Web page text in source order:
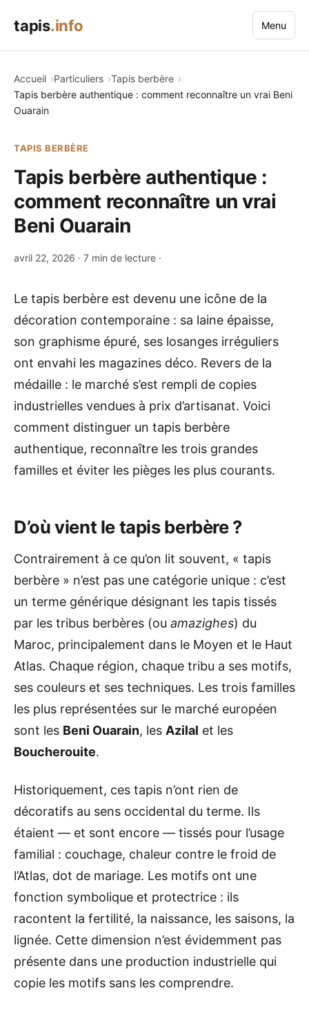
tapis.info Menu
Accueil Particuliers
Tapis berbère
Tapis berbère authentique : comment reconnaître un vrai Beni
Ouarain
TAPIS BERBÈRE
Tapis berbère authentique :
comment reconnaître un vrai
Beni Ouarain
avril 22, 2026 · 7 min de lecture ·
Le tapis berbère est devenu une icône de la
décoration contemporaine : sa laine épaisse,
son graphisme épuré, ses losanges irréguliers
ont envahi les magazines déco. Revers de la
médaille : le marché s’est rempli de copies
industrielles vendues à prix d’artisanat. Voici
comment distinguer un tapis berbère
authentique, reconnaître les trois grandes
familles et éviter les pièges les plus courants.
D’où vient le tapis berbère ?
Contrairement à ce qu’on lit souvent, « tapis
berbère » n’est pas une catégorie unique : c’est
un terme générique désignant les tapis tissés
par les tribus berbères (ou amazighes) du
Maroc, principalement dans le Moyen et le Haut
Atlas. Chaque région, chaque tribu a ses motifs,
ses couleurs et ses techniques. Les trois familles
les plus représentées sur le marché européen
sont les Beni Ouarain, les Azilal et les
Boucherouite.
Historiquement, ces tapis n’ont rien de
décoratifs au sens occidental du terme. Ils
étaient — et sont encore — tissés pour l’usage
familial : couchage, chaleur contre le froid de
l’Atlas, dot de mariage. Les motifs ont une
fonction symbolique et protectrice : ils
racontent la fertilité, la naissance, les saisons, la
lignée. Cette dimension n’est évidemment pas
présente dans une production industrielle qui
copie les motifs sans les comprendre.